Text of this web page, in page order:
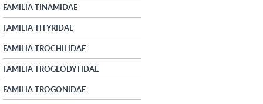
FAMILIA TINAMIDAE
FAMILIA TITYRIDAE
FAMILIA TROCHILIDAE
FAMILIA TROGLODYTIDAE
FAMILIA TROGONIDAE